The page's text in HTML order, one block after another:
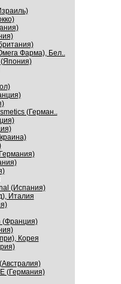
Фарма), Бел..
(Герман..
(Испания)
Италия
(Франция)
Корея
(Германия)